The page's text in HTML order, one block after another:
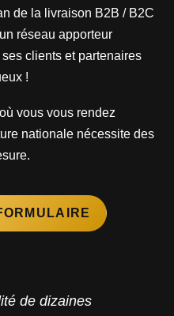
de la livraison B2B / B2C
réseau apporteur
clients et partenaires
!
vous vous rendez
nationale nécessite des
de dizaines